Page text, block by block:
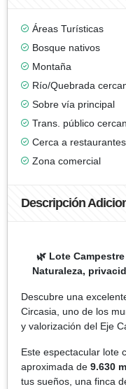
Áreas Turísticas
Bosque nativos
Montaña
Río/Quebrada
Sobre vía principal
Trans. público
Cerca a restaurantes
Zona comercial
Descripción
🌿 Lote
Naturaleza,
Descubre una
Circasia, uno de los
y valorización del Eje
Este espectacular lote
aproximada de 9.630
tus sueños, una finca